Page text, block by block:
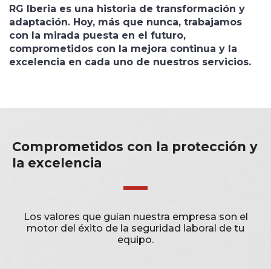
RG Iberia es una historia de transformación y
adaptación. Hoy, más que nunca, trabajamos
con la mirada puesta en el futuro,
comprometidos con la mejora continua y la
excelencia en cada uno de nuestros servicios.
Comprometidos con la protección y
la excelencia
Los valores que guían nuestra empresa son el
motor del éxito de la seguridad laboral de tu
equipo.